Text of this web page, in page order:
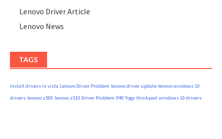
Lenovo Driver Article
Lenovo News
TAGS
install drivers in vista Lenovo Driver Problem lenovo driver update lenovo windows 10
drivers lenovo z500 lenovo z510 Driver Problem P40 Yoga thinkpad windows 10 drivers